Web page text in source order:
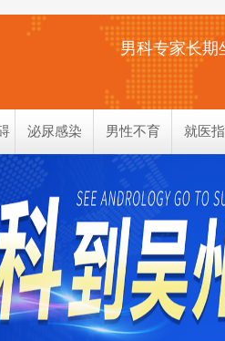
男科专家长期
泌尿感染 男性不育 就医